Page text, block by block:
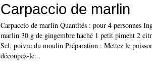
Carpaccio de marlin
Carpaccio de marlin Quantités : pour 4 personnes
marlin 30 g de gingembre haché 1 petit piment 2
Sel, poivre du moulin Préparation : Mettez le
découpez-le...